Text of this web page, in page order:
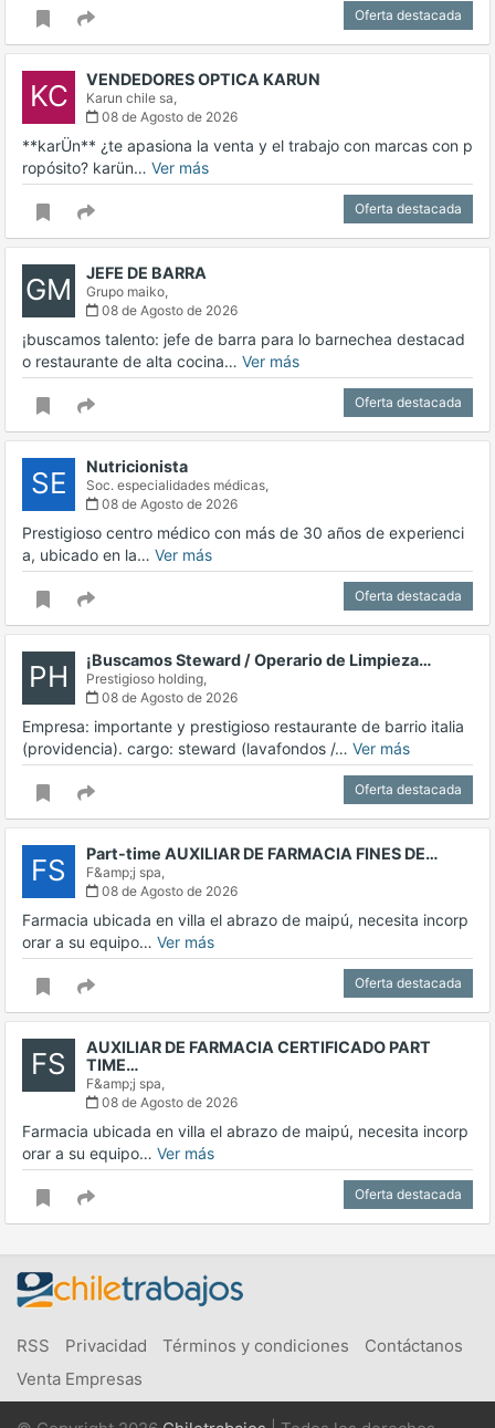
Oferta destacada
KC VENDEDORES OPTICA KARUN
Karun chile sa,
08 de Agosto de 2026
**karÜn** ¿te apasiona la venta y el trabajo con marcas con p
ropósito? karün… Ver más
Oferta destacada
GM JEFE DE BARRA
Grupo maiko,
08 de Agosto de 2026
¡buscamos talento: jefe de barra para lo barnechea destacad
o restaurante de alta cocina… Ver más
Oferta destacada
SE Nutricionista
Soc. especialidades médicas,
08 de Agosto de 2026
Prestigioso centro médico con más de 30 años de experienci
a, ubicado en la… Ver más
Oferta destacada
PH ¡Buscamos Steward / Operario de Limpieza…
Prestigioso holding,
08 de Agosto de 2026
Empresa: importante y prestigioso restaurante de barrio italia
(providencia). cargo: steward (lavafondos /… Ver más
Oferta destacada
FS Part-time AUXILIAR DE FARMACIA FINES DE…
F&amp;j spa,
08 de Agosto de 2026
Farmacia ubicada en villa el abrazo de maipú, necesita incorp
orar a su equipo… Ver más
Oferta destacada
FS
AUXILIAR DE FARMACIA CERTIFICADO PART
TIME…
F&amp;j spa,
08 de Agosto de 2026
Farmacia ubicada en villa el abrazo de maipú, necesita incorp
orar a su equipo… Ver más
Oferta destacada
RSS Privacidad Términos y condiciones
Contáctanos
Venta Empresas